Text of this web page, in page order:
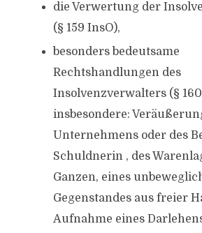
die Verwertung der
(§ 159 InsO),
besonders bedeutsame
Rechtshandlungen des
Insolvenzverwalters (§
insbesondere:
Unternehmens oder des
Schuldnerin , des
Ganzen, eines
Gegenstandes aus freier
Aufnahme eines